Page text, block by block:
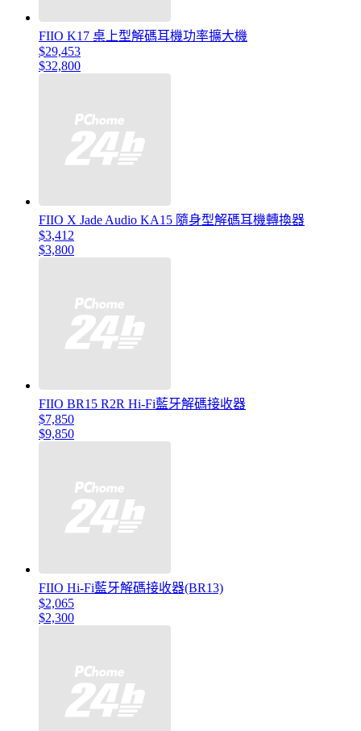
FIIO K17 桌上型解碼耳機功率擴大機
$29,453
$32,800
FIIO X Jade Audio KA15 隨身型解碼耳機轉換器
$3,412
$3,800
FIIO BR15 R2R Hi-Fi藍牙解碼接收器
$7,850
$9,850
FIIO Hi-Fi藍牙解碼接收器(BR13)
$2,065
$2,300